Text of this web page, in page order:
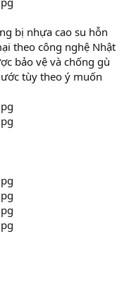
bị nhựa cao su hỗn
theo công nghệ Nhật
bảo vệ và chống gù
tùy theo ý muốn